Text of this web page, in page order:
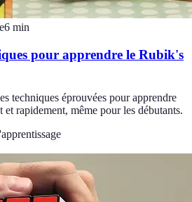
6 min
pour apprendre le Rubik's
techniques éprouvées pour apprendre
rapidement, même pour les débutants.